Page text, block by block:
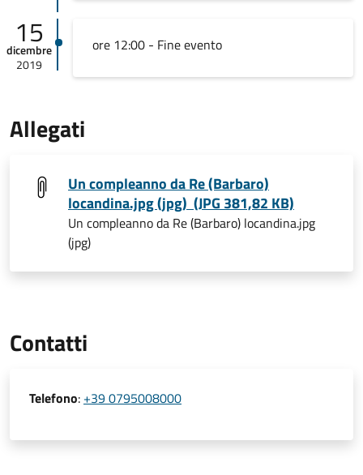
15
dicembre
2019
ore 12:00 - Fine evento
Allegati
Un compleanno da Re (Barbaro)
locandina.jpg (jpg) (JPG 381,82 KB)
Un compleanno da Re (Barbaro) locandina.jpg
(jpg)
Contatti
Telefono: +39 0795008000